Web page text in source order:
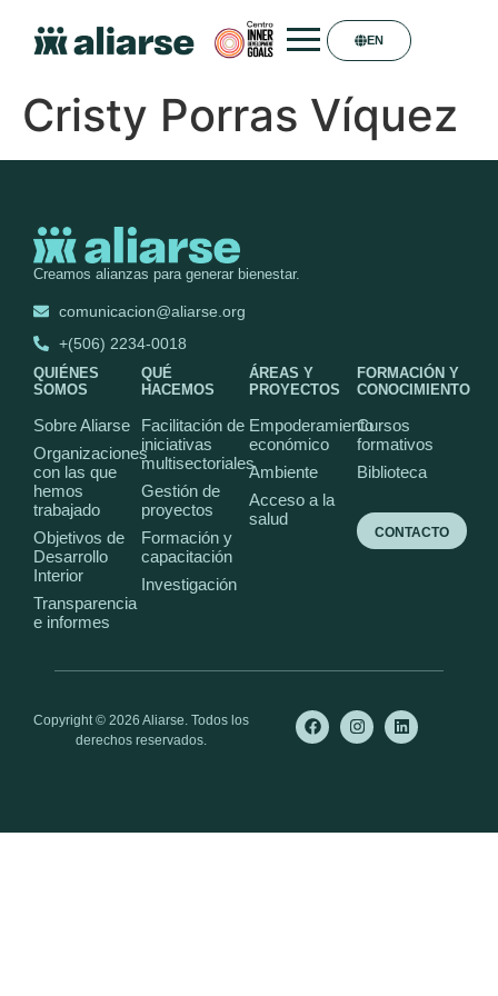
EN
Cristy Porras Víquez
Creamos alianzas para generar bienestar.
comunicacion@aliarse.org
+(506) 2234-0018
QUIÉNES
SOMOS
Sobre Aliarse
Organizaciones
con las que
hemos
trabajado
Objetivos de
Desarrollo
Interior
Transparencia
e informes
QUÉ
HACEMOS
Facilitación de
iniciativas
multisectoriales
Gestión de
proyectos
Formación y
capacitación
Investigación
ÁREAS Y
PROYECTOS
Empoderamiento
económico
Ambiente
Acceso a la
salud
FORMACIÓN Y
CONOCIMIENTO
Cursos
formativos
Biblioteca
CONTACTO
Copyright © 2026 Aliarse. Todos los
derechos reservados.